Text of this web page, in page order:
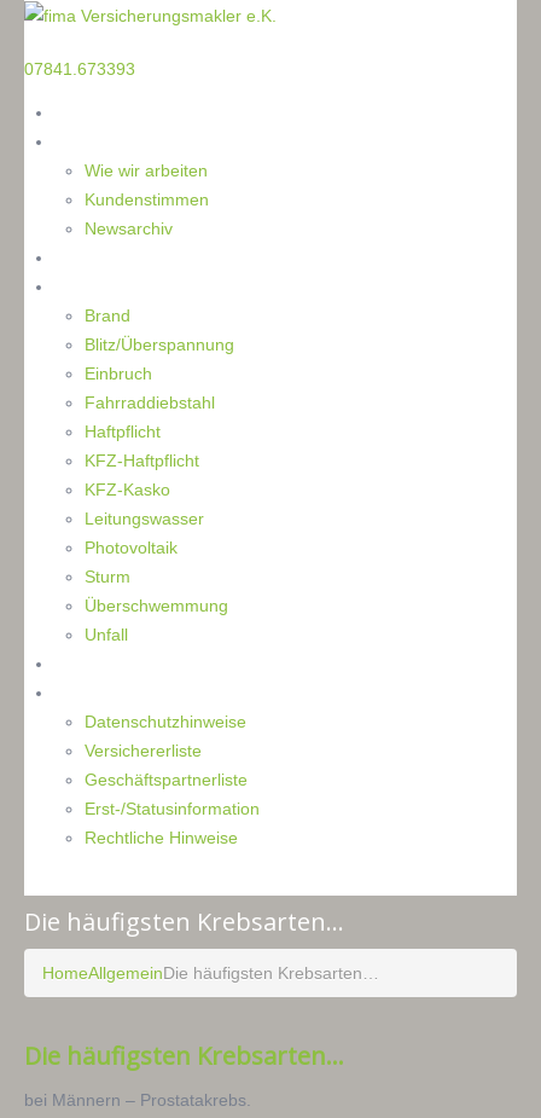
07841.673393
Wie wir arbeiten
Kundenstimmen
Newsarchiv
Brand
Blitz/Überspannung
Einbruch
Fahrraddiebstahl
Haftpflicht
KFZ-Haftpflicht
KFZ-Kasko
Leitungswasser
Photovoltaik
Sturm
Überschwemmung
Unfall
Datenschutzhinweise
Versichererliste
Geschäftspartnerliste
Erst-/Statusinformation
Rechtliche Hinweise
Die häufigsten Krebsarten…
HomeAllgemeinDie häufigsten Krebsarten…
Die häufigsten Krebsarten...
bei Männern – Prostatakrebs.